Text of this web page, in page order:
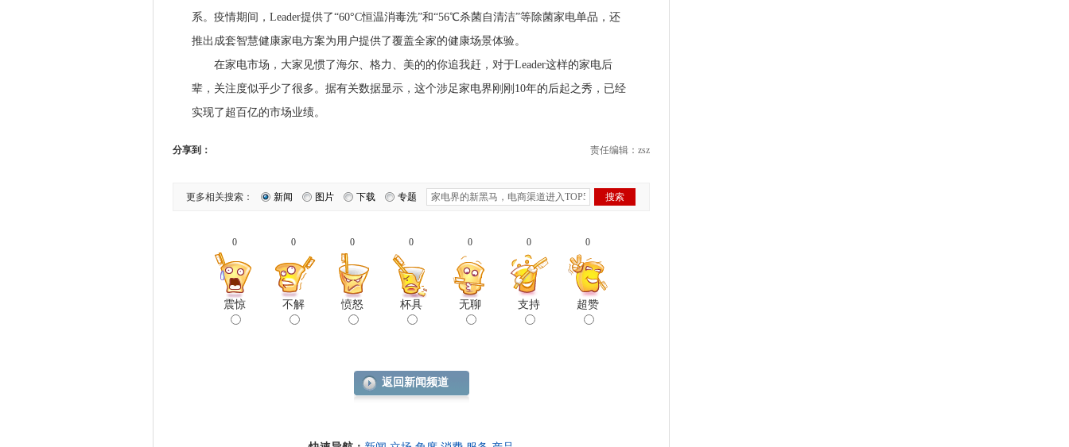
系。疫情期间，Leader提供了“60°C恒温消毒洗”和“56℃杀菌自清洁”等除菌家电单品，还
推出成套智慧健康家电方案为用户提供了覆盖全家的健康场景体验。
在家电市场，大家见惯了海尔、格力、美的的你追我赶，对于Leader这样的家电后
辈，关注度似乎少了很多。据有关数据显示，这个涉足家电界刚刚10年的后起之秀，已经
实现了超百亿的市场业绩。
分享到： 责任编辑：zsz
更多相关搜索： 新闻 图片 下载 专题
0
震惊
0
不解
0
愤怒
0
杯具
0
无聊
0
支持
0
超赞
返回新闻频道